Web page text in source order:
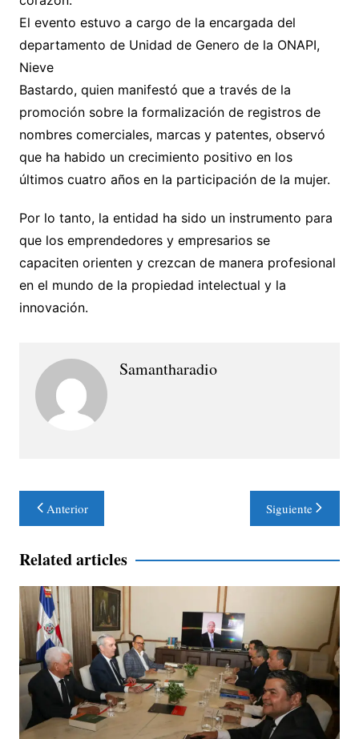
El evento estuvo a cargo de la encargada del
departamento de Unidad de Genero de la ONAPI,
Nieve
Bastardo, quien manifestó que a través de la
promoción sobre la formalización de registros de
nombres comerciales, marcas y patentes, observó
que ha habido un crecimiento positivo en los
últimos cuatro años en la participación de la mujer.
Por lo tanto, la entidad ha sido un instrumento para
que los emprendedores y empresarios se
capaciten orienten y crezcan de manera profesional
en el mundo de la propiedad intelectual y la
innovación.
Samantharadio
Navegación
de
entradas
Anterior Siguiente
Related articles